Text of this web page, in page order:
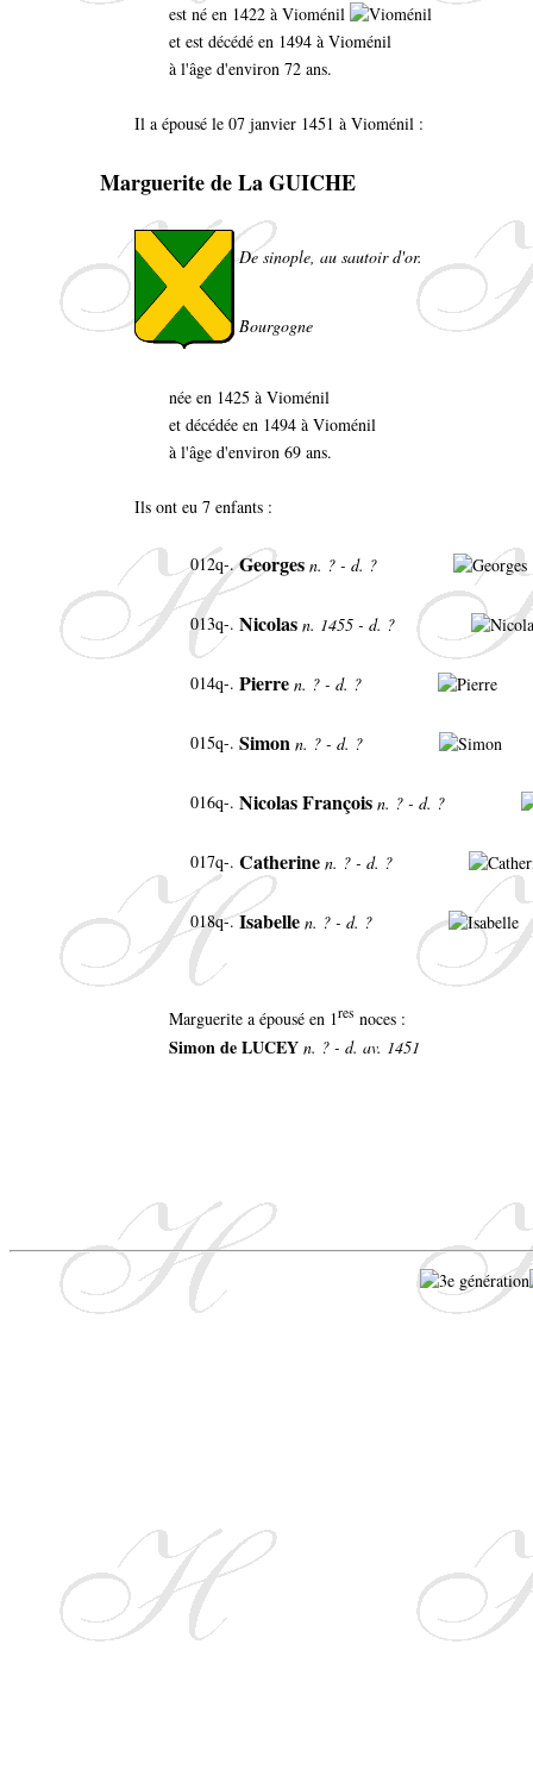
est né en 1422 à Vioménil
et est décédé en 1494 à Vioménil
à l'âge d'environ 72 ans.
Il a épousé le 07 janvier 1451 à Vioménil :
Marguerite de La GUICHE
De sinople, au sautoir d'or.
Bourgogne
née en 1425 à Vioménil
et décédée en 1494 à Vioménil
à l'âge d'environ 69 ans.
Ils ont eu 7 enfants :
012q-. Georges n. ? - d. ?
013q-. Nicolas n. 1455 - d. ?
014q-. Pierre n. ? - d. ?
015q-. Simon n. ? - d. ?
016q-. Nicolas François n. ? - d. ?
017q-. Catherine n. ? - d. ?
018q-. Isabelle n. ? - d. ?
Marguerite a épousé en 1res noces :
Simon de LUCEY n. ? - d. av. 1451